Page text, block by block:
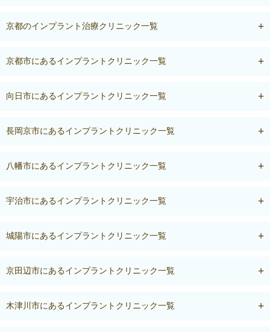
京都のインプラント治療クリニック一覧
京都市にあるインプラントクリニック一覧
向日市にあるインプラントクリニック一覧
長岡京市にあるインプラントクリニック一覧
八幡市にあるインプラントクリニック一覧
宇治市にあるインプラントクリニック一覧
城陽市にあるインプラントクリニック一覧
京田辺市にあるインプラントクリニック一覧
木津川市にあるインプラントクリニック一覧